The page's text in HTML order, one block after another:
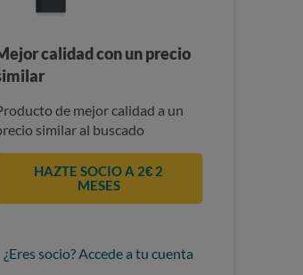
calidad con un precio
de mejor calidad a un
similar al buscado
HAZTE SOCIO A 2€ 2
MESES
¿Eres socio? Accede a tu cuenta